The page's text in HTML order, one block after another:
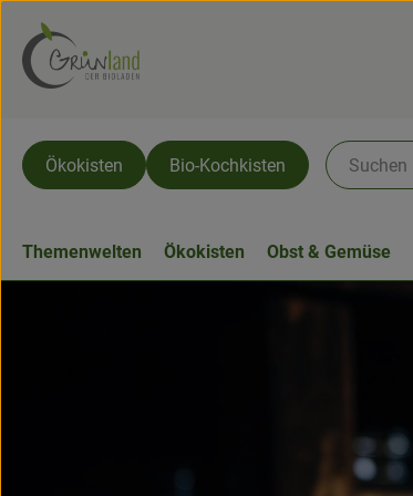
Ökokisten Bio-Kochkisten
Themenwelten Ökokisten Obst & Gemüse